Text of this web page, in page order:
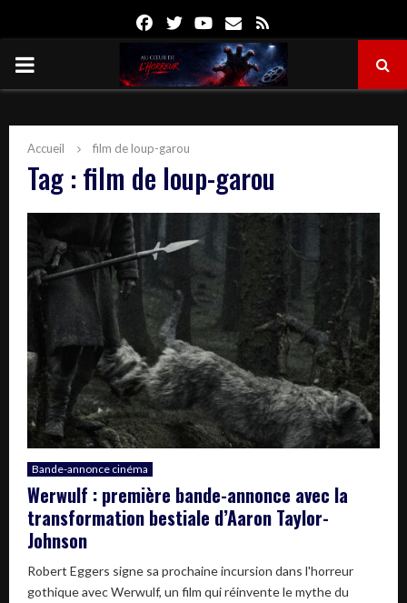
FacebookTwitterYoutube
Email
PRIMARY
Accueil film de loup-garou
Tag : film de loup-garou
Bande-annonce cinéma
Werwulf : première bande-annonce avec la
transformation bestiale d’Aaron Taylor-
Johnson
Robert Eggers signe sa prochaine incursion dans l'horreur
gothique avec Werwulf, un film qui réinvente le mythe du